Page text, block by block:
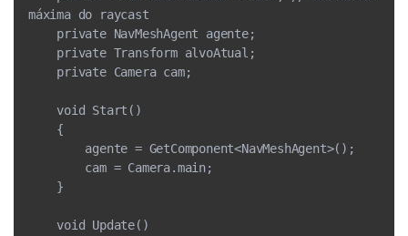
máxima do raycast
    private NavMeshAgent agente;
    private Transform alvoAtual;
    private Camera cam;
    void Start()
    {
        agente = GetComponent<NavMeshAgent>();
        cam = Camera.main;
    }
    void Update()